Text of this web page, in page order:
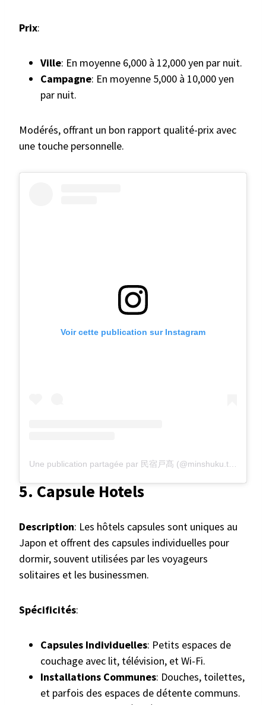
Prix:
Ville: En moyenne 6,000 à 12,000 yen par nuit.
Campagne: En moyenne 5,000 à 10,000 yen
par nuit.
Modérés, offrant un bon rapport qualité-prix avec
une touche personnelle.
Voir cette publication sur Instagram
5. Capsule Hotels
Description: Les hôtels capsules sont uniques au
Japon et offrent des capsules individuelles pour
dormir, souvent utilisées par les voyageurs
solitaires et les businessmen.
Spécificités:
Capsules Individuelles: Petits espaces de
couchage avec lit, télévision, et Wi-Fi.
Installations Communes: Douches, toilettes,
et parfois des espaces de détente communs.